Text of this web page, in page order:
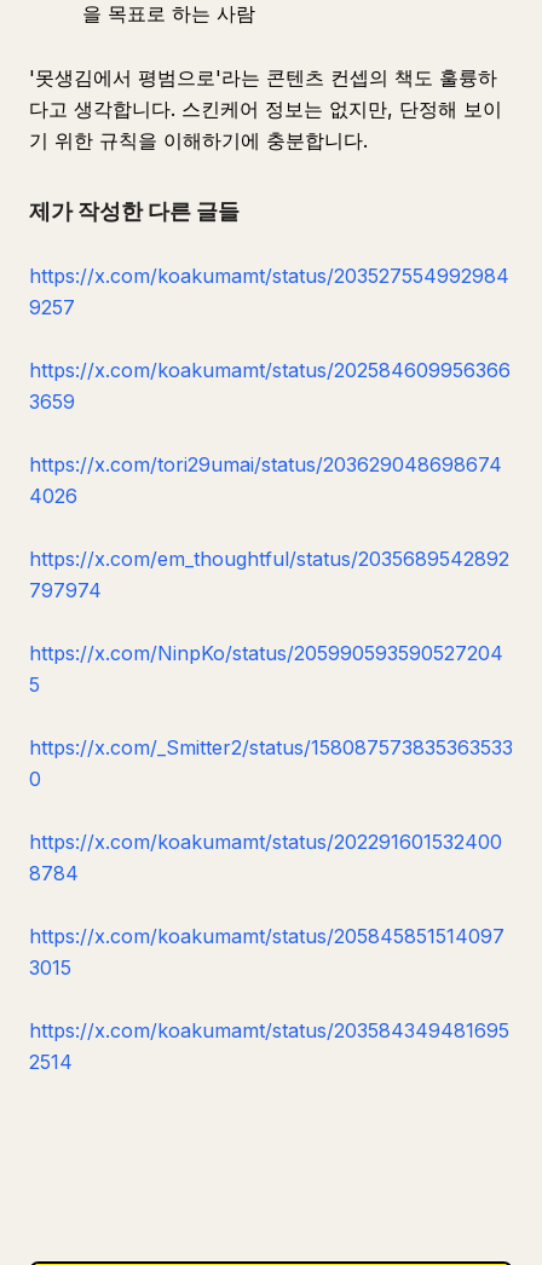
을 목표로 하는 사람
'못생김에서 평범으로'라는 콘텐츠 컨셉의 책도 훌륭하
다고 생각합니다. 스킨케어 정보는 없지만, 단정해 보이
기 위한 규칙을 이해하기에 충분합니다.
제가 작성한 다른 글들
https://x.com/koakumamt/status/203527554992984
9257
https://x.com/koakumamt/status/202584609956366
3659
https://x.com/tori29umai/status/203629048698674
4026
https://x.com/em_thoughtful/status/2035689542892
797974
https://x.com/NinpKo/status/205990593590527204
5
https://x.com/_Smitter2/status/158087573835363533
0
https://x.com/koakumamt/status/202291601532400
8784
https://x.com/koakumamt/status/205845851514097
3015
https://x.com/koakumamt/status/203584349481695
2514